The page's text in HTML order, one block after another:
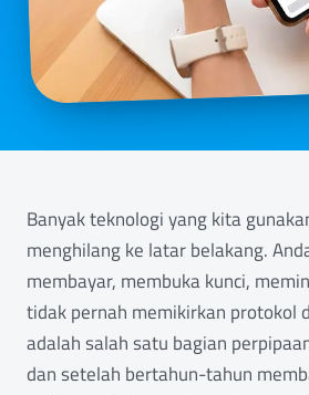
Banyak teknologi yang kita
menghilang ke latar belakang.
membayar, membuka kunci,
tidak pernah memikirkan protokol
adalah salah satu bagian
dan setelah bertahun-tahun